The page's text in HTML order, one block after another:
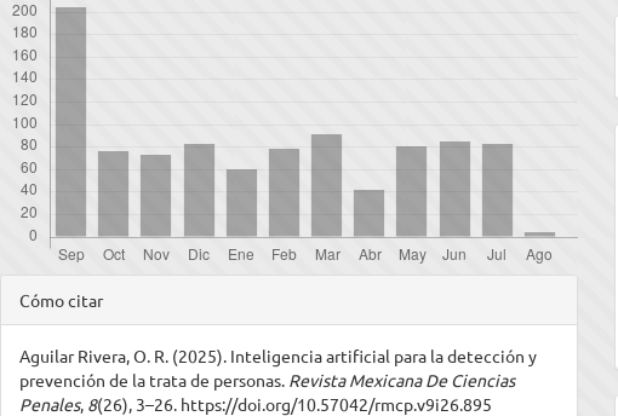
Detalles
del
artículo
Cómo citar
Aguilar Rivera, O. R. (2025). Inteligencia artificial para la detección y
prevención de la trata de personas. Revista Mexicana De Ciencias
Penales, 8(26), 3–26. https://doi.org/10.57042/rmcp.v9i26.895